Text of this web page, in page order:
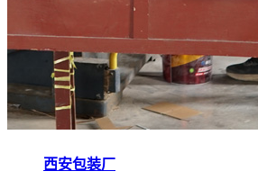
西安包装厂